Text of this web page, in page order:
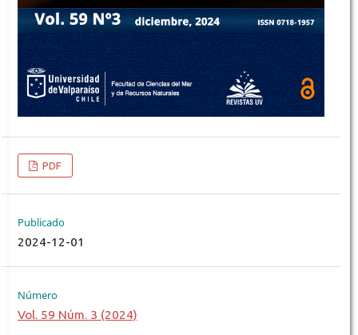
PDF
Publicado
2024-12-01
Número
Vol. 59 Núm. 3 (2024)